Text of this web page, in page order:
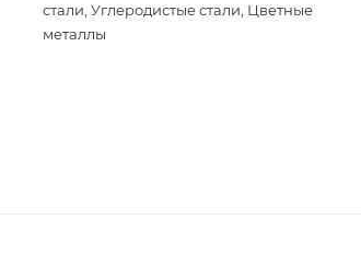
стали, Углеродистые стали, Цветные
металлы